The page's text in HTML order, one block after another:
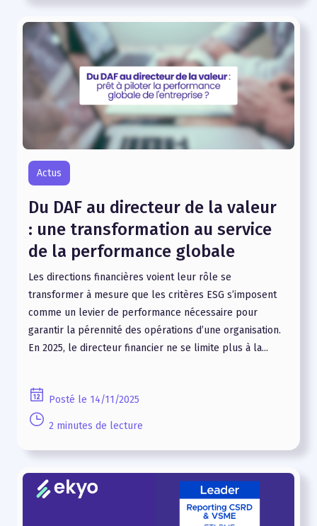
Actus
Du DAF au directeur de la valeur
: une transformation au service
de la performance globale
Les directions financières voient leur rôle se
transformer à mesure que les critères ESG s’imposent
comme un levier de performance nécessaire pour
garantir la pérennité des opérations d’une organisation.
En 2025, le directeur financier ne se limite plus à la...
Posté le 14/11/2025
2 minutes de lecture